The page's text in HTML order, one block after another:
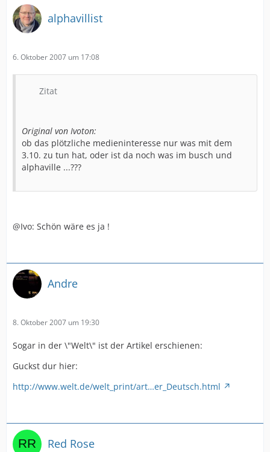
alphavillist
6. Oktober 2007 um 17:08
Zitat
Original von Ivoton:
ob das plötzliche medieninteresse nur was mit dem
3.10. zu tun hat, oder ist da noch was im busch und
alphaville ...???
@Ivo: Schön wäre es ja !
Andre
8. Oktober 2007 um 19:30
Sogar in der \"Welt\" ist der Artikel erschienen:
Guckst dur hier:
http://www.welt.de/welt_print/art…er_Deutsch.html
Red Rose